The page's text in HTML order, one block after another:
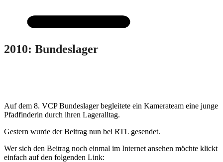
2010: Bundeslager
Auf dem 8. VCP Bundeslager begleitete ein Kamerateam eine junge
Pfadfinderin durch ihren Lageralltag.
Gestern wurde der Beitrag nun bei RTL gesendet.
Wer sich den Beitrag noch einmal im Internet ansehen möchte klickt
einfach auf den folgenden Link: